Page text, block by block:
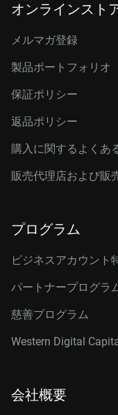
オンラインスト
メルマガ登録
製品ポートフォリオ
保証ポリシー
返品ポリシー
購入に関するよくあ
販売代理店および販
プログラム
ビジネスアカウント
パートナープログラ
慈善プログラム
Western Digital
会社概要